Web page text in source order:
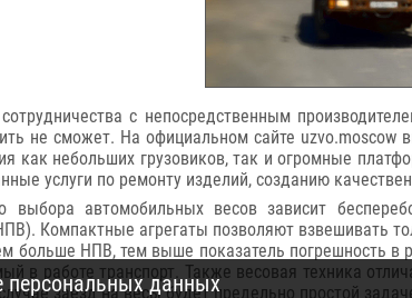
с непосредственным
не сможет. На официальном сайте uzvo.moscow
как небольших грузовиков, так и огромные
услуги по ремонту изделий, созданию
выбора автомобильных весов зависит
Компактные агрегаты позволяют взвешивать
больше НПВ, тем выше показатель погрешность в
в работе транспорт. Также весовая техника
заезд на весы будет предельно простой
персональных данных